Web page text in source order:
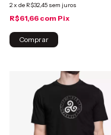
2x de R$32,45 sem juros
R$61,66 com Pix
Comprar